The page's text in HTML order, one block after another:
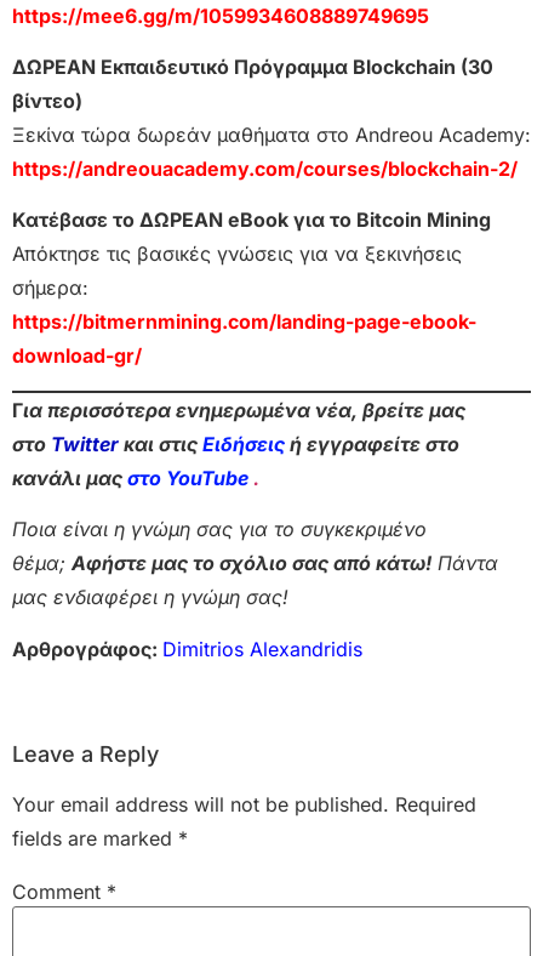
https://mee6.gg/m/1059934608889749695
ΔΩΡΕΑΝ Εκπαιδευτικό Πρόγραμμα Blockchain (30
βίντεο)
Ξεκίνα τώρα δωρεάν μαθήματα στο Andreou Academy:
https://andreouacademy.com/courses/blockchain-2/
Κατέβασε το ΔΩΡΕΑΝ eBook για το Bitcoin Mining
Απόκτησε τις βασικές γνώσεις για να ξεκινήσεις
σήμερα:
https://bitmernmining.com/landing-page-ebook-
download-gr/
Για περισσότερα ενημερωμένα νέα, βρείτε μας
στο Twitter και στις Ειδήσεις ή εγγραφείτε στο
κανάλι μας στο YouTube .
Ποια είναι η γνώμη σας για το συγκεκριμένο
θέμα;Αφήστε μας το σχόλιο σας από κάτω! Πάντα
μας ενδιαφέρει η γνώμη σας!
Αρθρογράφος: Dimitrios Alexandridis
Leave a Reply
Your email address will not be published. Required
fields are marked *
Comment *